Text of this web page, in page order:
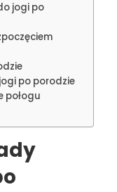
jogi po
po porodzie
połogu